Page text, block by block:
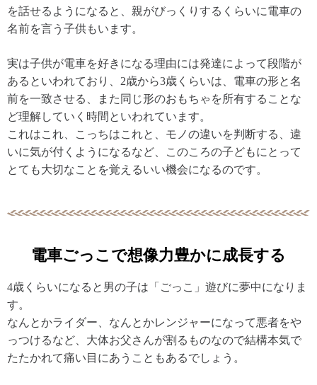
を話せるようになると、親がびっくりするくらいに電車の
名前を言う子供もいます。
実は子供が電車を好きになる理由には発達によって段階が
あるといわれており、2歳から3歳くらいは、電車の形と名
前を一致させる、また同じ形のおもちゃを所有することな
ど理解していく時間といわれています。
これはこれ、こっちはこれと、モノの違いを判断する、違
いに気が付くようになるなど、このころの子どもにとって
とても大切なことを覚えるいい機会になるのです。
電車ごっこで想像力豊かに成長する
4歳くらいになると男の子は「ごっこ」遊びに夢中になりま
す。
なんとかライダー、なんとかレンジャーになって悪者をや
っつけるなど、大体お父さんが割るものなので結構本気で
たたかれて痛い目にあうこともあるでしょう。